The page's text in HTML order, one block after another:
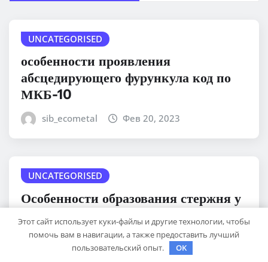
UNCATEGORISED
особенности проявления
абсцедирующего фурункула код по
МКБ-10
sib_ecometal Фев 20, 2023
UNCATEGORISED
Особенности образования стержня у
фурункула
sib_ecometal Фев 20, 2023
Этот сайт использует куки-файлы и другие технологии, чтобы
помочь вам в навигации, а также предоставить лучший
пользовательский опыт.
OK